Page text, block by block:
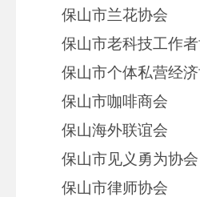
保山市兰花协会
保山市老科技工作
保山市个体私营经
保山市咖啡商会
保山海外联谊会
保山市见义勇为协会
保山市律师协会